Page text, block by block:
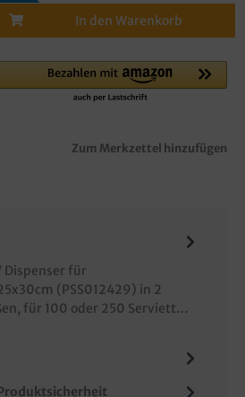
In den Warenkorb
Zum Merkzettel hinzufügen
für
(PSS012429) in 2
für 100 oder 250 Serviett…